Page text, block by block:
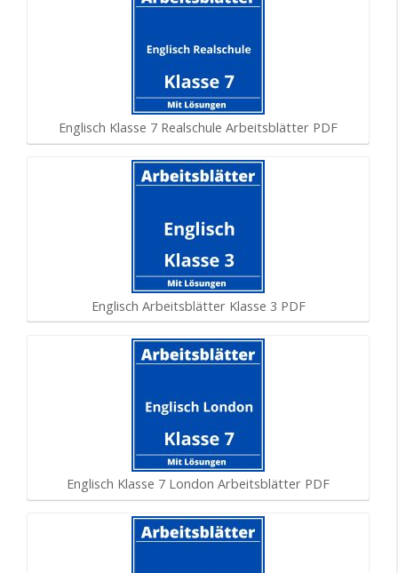
Englisch Klasse 7 Realschule Arbeitsblätter PDF
Englisch Arbeitsblätter Klasse 3 PDF
Englisch Klasse 7 London Arbeitsblätter PDF